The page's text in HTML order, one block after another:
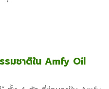
รมชาติใน Amfy Oil